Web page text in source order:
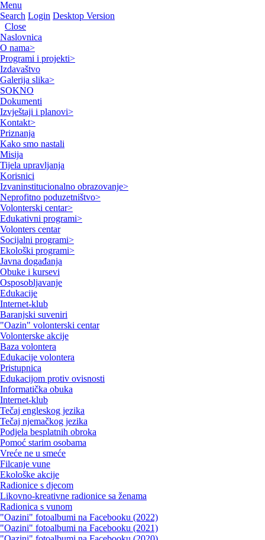
Menu
Search Login Desktop Version
Close
Naslovnica
O nama>
Programi i projekti>
Izdavaštvo
Galerija slika>
SOKNO
Dokumenti
Izvještaji i planovi>
Kontakt>
Priznanja
Kako smo nastali
Misija
Tijela upravljanja
Korisnici
Izvaninstitucionalno obrazovanje>
Neprofitno poduzetništvo>
Volonterski centar>
Edukativni programi>
Volonters centar
Socijalni programi>
Ekološki programi>
Javna događanja
Obuke i kursevi
Osposobljavanje
Edukacije
Internet-klub
Baranjski suveniri
"Oazin" volonterski centar
Volonterske akcije
Baza volontera
Edukacije volontera
Pristupnica
Edukacijom protiv ovisnosti
Informatička obuka
Internet-klub
Tečaj engleskog jezika
Tečaj njemačkog jezika
Podjela besplatnih obroka
Pomoć starim osobama
Vreće ne u smeće
Filcanje vune
Ekološke akcije
Radionice s djecom
Likovno-kreativne radionice sa ženama
Radionica s vunom
"Oazini" fotoalbumi na Facebooku (2022)
"Oazini" fotoalbumi na Facebooku (2021)